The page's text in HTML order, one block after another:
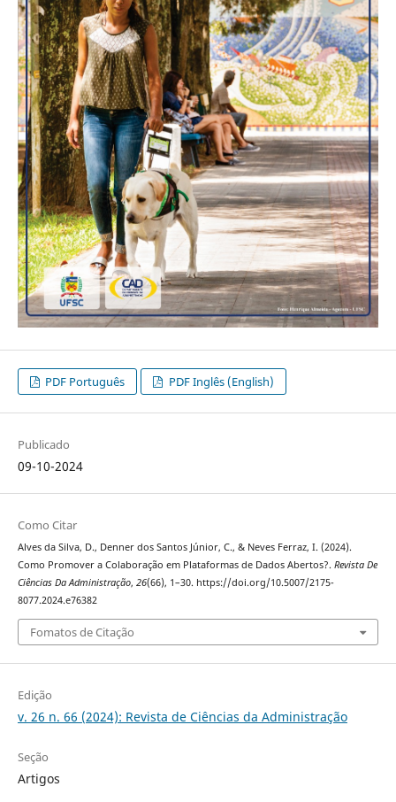
PDF Português PDF Inglês (English)
Publicado
09-10-2024
Como Citar
Alves da Silva, D., Denner dos Santos Júnior, C., & Neves Ferraz, I. (2024).
Como Promover a Colaboração em Plataformas de Dados Abertos?. Revista De
Ciências Da Administração, 26(66), 1–30. https://doi.org/10.5007/2175-
8077.2024.e76382
Fomatos de Citação
Edição
v. 26 n. 66 (2024): Revista de Ciências da Administração
Seção
Artigos